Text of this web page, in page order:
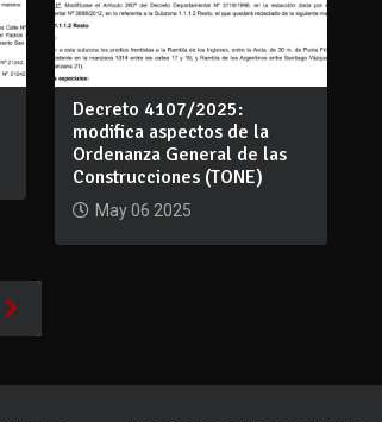
Decreto 4107/2025:
modifica aspectos de la
Ordenanza General de las
Construcciones (TONE)
May 06 2025